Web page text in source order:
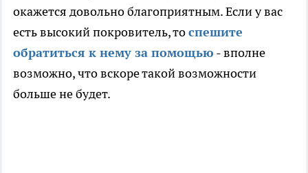
окажется довольно благоприятным. Если у вас
есть высокий покровитель, тоспешите
обратиться к нему за помощью - вполне
возможно, что вскоре такой возможности
больше не будет.